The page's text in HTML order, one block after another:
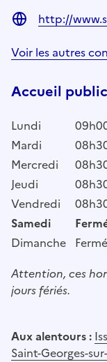
http://
Voir les autres
Accueil public
Lundi
Mardi
Mercredi
Jeudi
Vendredi
Samedi
Dimanche Fermé
Attention, ces
jours fériés.
Aux alentours :
Saint-Georges-